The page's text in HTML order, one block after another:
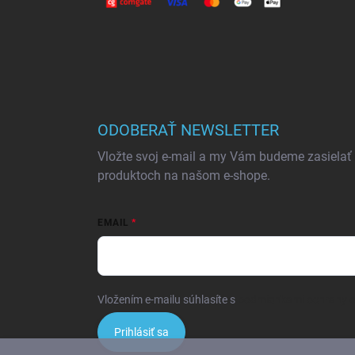
ODOBERAŤ NEWSLETTER
Vložte svoj e-mail a my Vám budeme
produktoch na našom e-shope.
EMAIL
Vložením e-mailu súhlasíte s
Prihlásiť sa